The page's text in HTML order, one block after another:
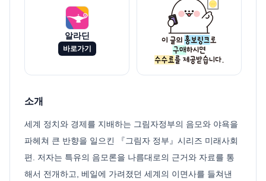
알라딘
바로가기
소개
세계 정치와 경제를 지배하는 그림자정부의 음모와 야욕을
파헤쳐 큰 반향을 일으킨 『그림자 정부』시리즈 미래사회
편. 저자는 특유의 음모론을 나름대로의 근거와 자료를 통
해서 전개하고, 베일에 가려졌던 세계의 이면사를 들쳐낸